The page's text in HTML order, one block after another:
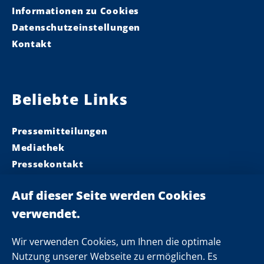
Wir verwenden Cookies, um Ihnen die optimale
Nutzung unserer Webseite zu ermöglichen. Es
n
g
Informationen zu Cookies
Datenschutzeinstellungen
Kontakt
Beliebte Links
Pressemitteilungen
Mediathek
Pressekontakt
Landeskabinett
Einsamkeit